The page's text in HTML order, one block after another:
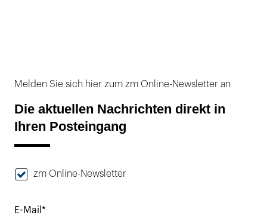
Melden Sie sich hier zum zm Online-Newsletter an
Die aktuellen Nachrichten direkt in
Ihren Posteingang
zm Online-Newsletter
E-Mail*